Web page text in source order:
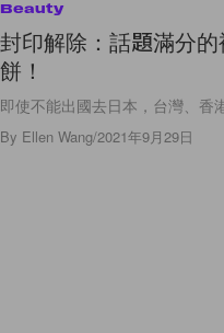
Beauty
封印解除：話題滿分
餅！
即使不能出國去日本，台灣、香
By Ellen Wang/2021年9月29日